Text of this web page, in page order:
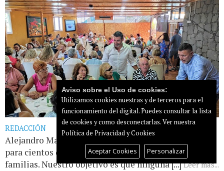
REDACCIÓN
Alejandro Marichal: “Hablamos de calidad de vida
para cientos de vecinos y de tranquilidad para sus
familias. Nuestro objetivo es que ninguna [...]Leer más...
Aviso sobre el Uso de cookies:
Utilizamos cookies nuestras y de terceros para el
funcionamiento del digital. Puedes consultar la lista
de cookies y como desconectarlas.Ver nuestra
Política de Privacidad y Cookies
Aceptar Cookies Personalizar